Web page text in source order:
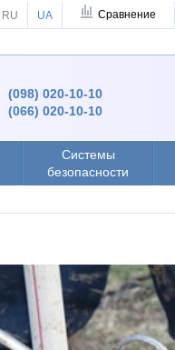
RU UA Сравнение
(098) 020-10-10
(066) 020-10-10
Системы
безопасности